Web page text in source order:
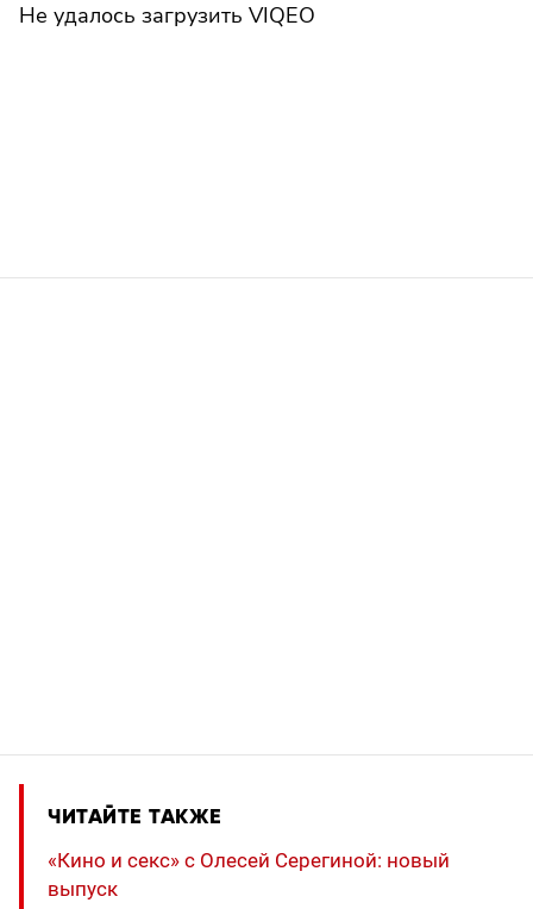
Не удалось загрузить VIQEO
ЧИТАЙТЕ ТАКЖЕ
«Кино и секс» с Олесей Серегиной: новый
выпуск